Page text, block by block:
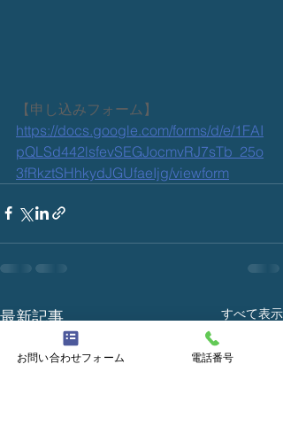
【申し込みフォーム】
https://docs.google.com/forms/d/e/1FAI
pQLSd442lsfevSEGJocmvRJ7sTb_25o
3fRkztSHhkydJGUfaeIjg/viewform
最新記事 すべて表示
お問い合わせフォーム 電話番号